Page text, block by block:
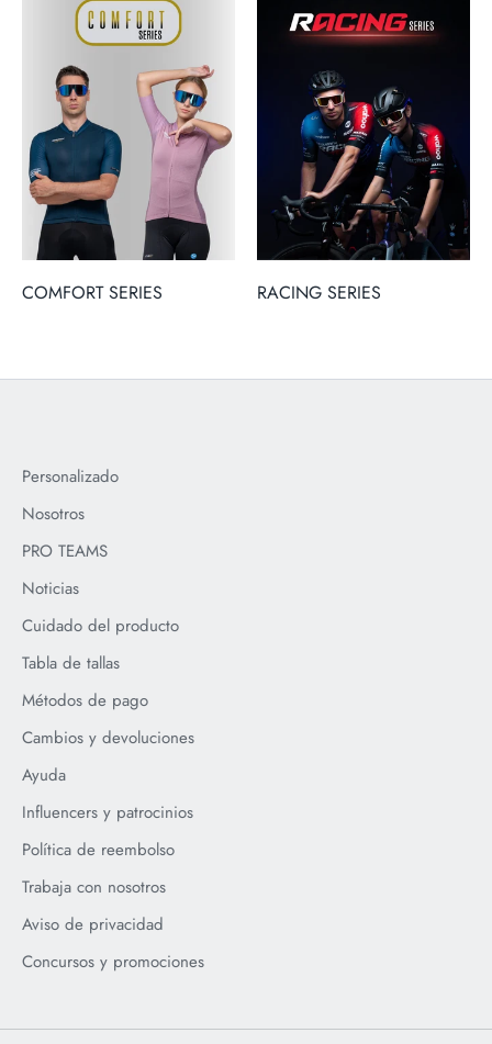
COMFORT SERIES RACING SERIES
Personalizado
Nosotros
PRO TEAMS
Noticias
Cuidado del producto
Tabla de tallas
Métodos de pago
Cambios y devoluciones
Ayuda
Influencers y patrocinios
Política de reembolso
Trabaja con nosotros
Aviso de privacidad
Concursos y promociones